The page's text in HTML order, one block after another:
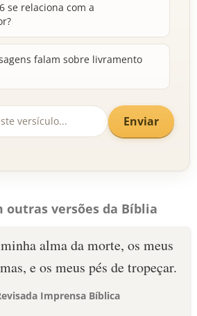
se relaciona com a
falam sobre livramento
Enviar
outras versões da Bíblia
alma da morte, os meus
e os meus pés de tropeçar.
Imprensa Bíblica